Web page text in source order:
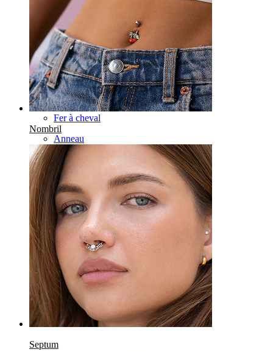
Nombril
Septum
Nez
Tragus
Barbell
Rook
Daith
Fer à cheval
Anneau
Outils
Banane
Lobe
Titane